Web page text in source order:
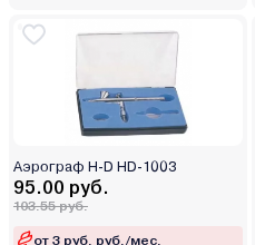
Аэрограф H-D HD-1003
95.00 руб.
103.55 руб.
от 3 руб. руб./мес.